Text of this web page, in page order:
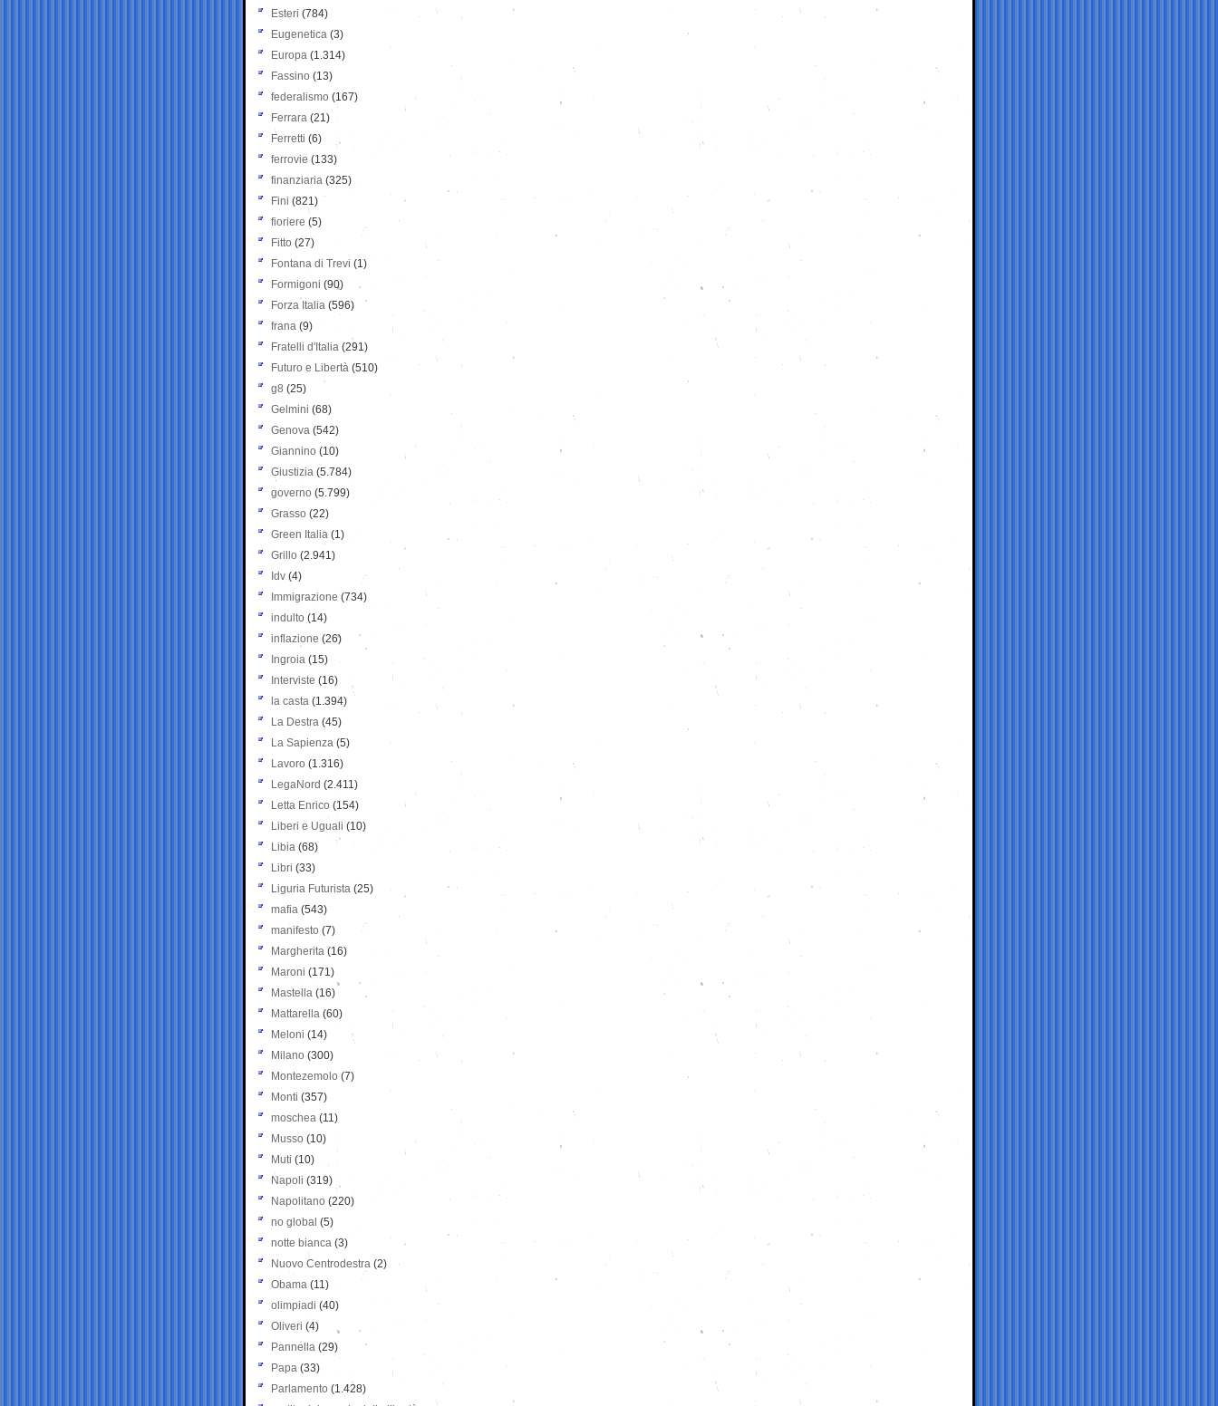
Esteri (784)
Eugenetica (3)
Europa (1.314)
Fassino (13)
federalismo (167)
Ferrara (21)
Ferretti (6)
ferrovie (133)
finanziaria (325)
Fini (821)
fioriere (5)
Fitto (27)
Fontana di Trevi (1)
Formigoni (90)
Forza Italia (596)
frana (9)
Fratelli d'Italia (291)
Futuro e Libertà (510)
g8 (25)
Gelmini (68)
Genova (542)
Giannino (10)
Giustizia (5.784)
governo (5.799)
Grasso (22)
Green Italia (1)
Grillo (2.941)
Idv (4)
Immigrazione (734)
indulto (14)
inflazione (26)
Ingroia (15)
Interviste (16)
la casta (1.394)
La Destra (45)
La Sapienza (5)
Lavoro (1.316)
LegaNord (2.411)
Letta Enrico (154)
Liberi e Uguali (10)
Libia (68)
Libri (33)
Liguria Futurista (25)
mafia (543)
manifesto (7)
Margherita (16)
Maroni (171)
Mastella (16)
Mattarella (60)
Meloni (14)
Milano (300)
Montezemolo (7)
Monti (357)
moschea (11)
Musso (10)
Muti (10)
Napoli (319)
Napolitano (220)
no global (5)
notte bianca (3)
Nuovo Centrodestra (2)
Obama (11)
olimpiadi (40)
Oliveri (4)
Pannella (29)
Papa (33)
Parlamento (1.428)